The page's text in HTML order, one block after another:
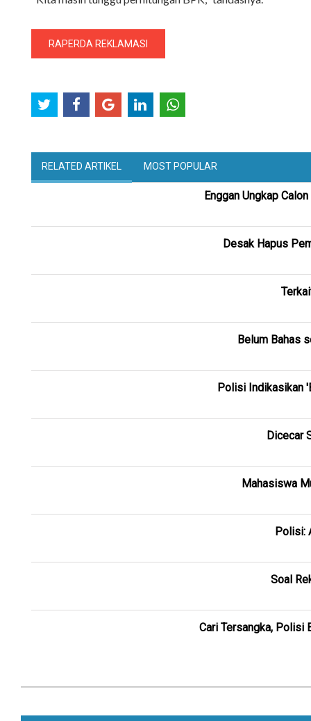
RAPERDA REKLAMASI
RELATED ARTIKEL MOST POPULAR
Enggan Ungkap
Desak Hapus
Belum Bahas
Polisi Indikasikan
Dicecar
Mahasiswa
Polisi:
Soal
Cari Tersangka, Polisi